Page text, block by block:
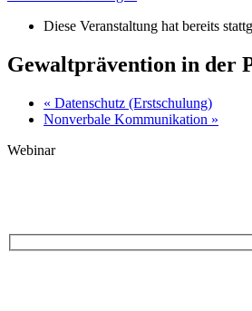
Diese Veranstaltung hat bereits
Gewaltprävention in der
« Datenschutz (Erstschulung)
Nonverbale Kommunikation »
Webinar